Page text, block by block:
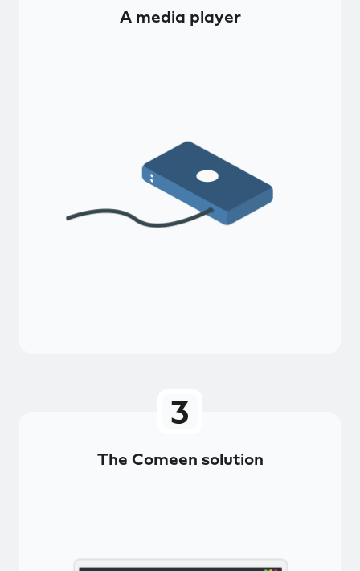
A media player
The Comeen solution